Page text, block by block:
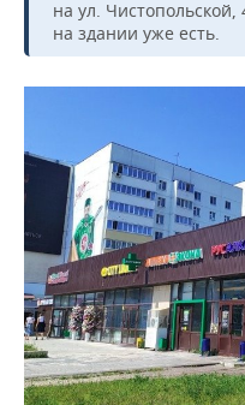
на ул.
на здании уже есть.